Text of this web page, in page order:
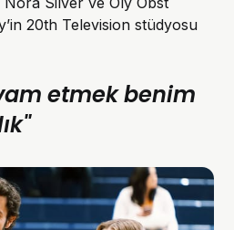
20th Television stüdyosu
etmek benim